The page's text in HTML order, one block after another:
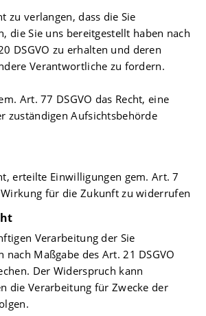
zu verlangen, dass die Sie
die Sie uns bereitgestellt haben nach
DSGVO zu erhalten und deren
Verantwortliche zu fordern.
Art. 77 DSGVO das Recht, eine
zuständigen Aufsichtsbehörde
erteilte Einwilligungen gem. Art. 7
Wirkung für die Zukunft zu widerrufen
Verarbeitung der Sie
nach Maßgabe des Art. 21 DSGVO
Der Widerspruch kann
die Verarbeitung für Zwecke der